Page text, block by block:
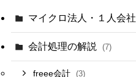
マイクロ法人・１人会社
会計処理の解説 (7)
freee会計 (3)